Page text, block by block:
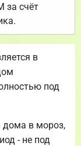
за счёт
в
под
дома в мороз,
- не под